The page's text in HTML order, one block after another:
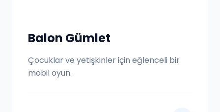
Balon Gümlet
Çocuklar ve yetişkinler için eğlenceli bir
mobil oyun.